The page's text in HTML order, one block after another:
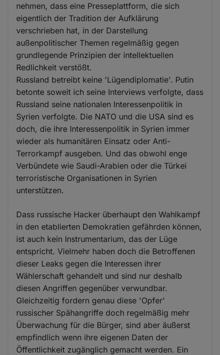
nehmen, dass eine Presseplattform, die sich
eigentlich der Tradition der Aufklärung
verschrieben hat, in der Darstellung
außenpolitischer Themen regelmäßig gegen
grundlegende Prinzipien der intellektuellen
Redlichkeit verstößt.
Russland betreibt keine 'Lügendiplomatie'. Putin
betonte soweit ich seine Interviews verfolgte, dass
Russland seine nationalen Interessenpolitik in
Syrien verfolgte. Die NATO und die USA sind es
doch, die ihre Interessenpolitik in Syrien immer
wieder als humanitären Einsatz oder Anti-
Terrorkampf ausgeben. Und das obwohl enge
Verbündete wie Saudi-Arabien oder die Türkei
terroristische Organisationen in Syrien
unterstützen.
Dass russische Hacker überhaupt den Wahlkampf
in den etablierten Demokratien gefährden können,
ist auch kein Instrumentarium, das der Lüge
entspricht. Vielmehr haben doch die Betroffenen
dieser Leaks gegen die Interessen ihrer
Wählerschaft gehandelt und sind nur deshalb
diesen Angriffen gegenüber verwundbar.
Gleichzeitig fordern genau diese 'Opfer'
russischer Spähangriffe doch regelmäßig mehr
Überwachung für die Bürger, sind aber äußerst
empfindlich wenn ihre eigenen Daten der
Öffentlichkeit zugänglich gemacht werden. Ein